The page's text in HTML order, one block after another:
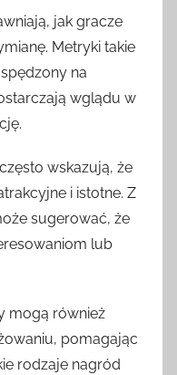
jak gracze
Metryki takie
na
wglądu w
wskazują, że
i istotne. Z
sugerować, że
lub
mogą również
pomagając
rodzaje nagród